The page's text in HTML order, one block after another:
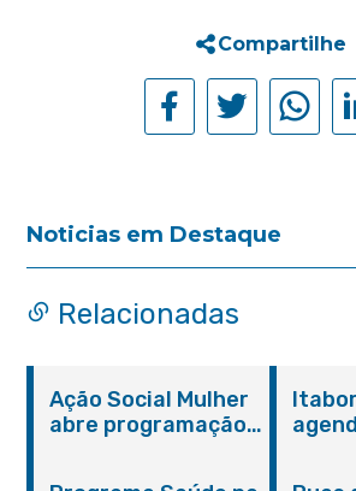
Compartilhe
Noticias em Destaque
Relacionadas
Ação Social Mulher
abre programação